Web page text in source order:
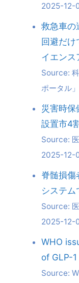
2025-12-
救急車の
回避だ
イエンス
Source:
ポータル」
災害時
設置市4
Source:
2025-12-
脊髄損傷
システ
Source:
2025-12-
WHO
of GLP-
Source: